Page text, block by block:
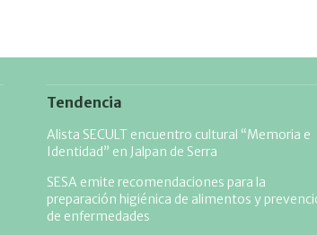
Tendencia
Alista SECULT encuentro cultural “Memoria e
Identidad” en Jalpan de Serra
SESA emite recomendaciones para la
preparación higiénica de alimentos y
de enfermedades